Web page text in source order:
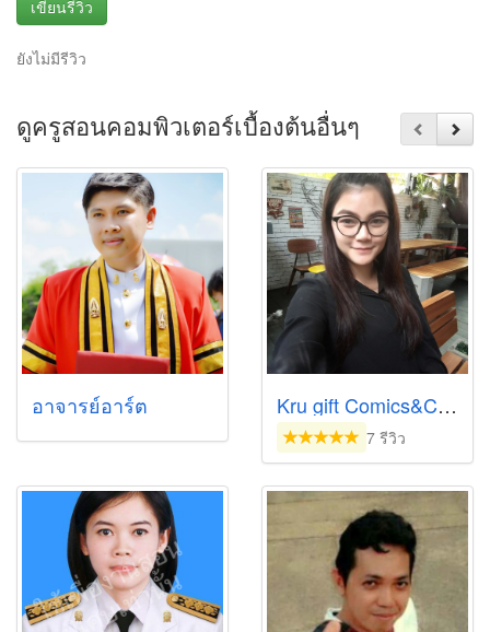
เขียนรีวิว
ยังไม่มีรีวิว
ดูครูสอนคอมพิวเตอร์เบื้องต้นอื่นๆ
อาจารย์อาร์ต Kru gift Comics&Computer&Graphic design💻
7 รีวิว